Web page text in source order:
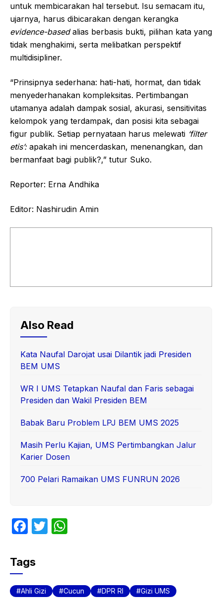
untuk membicarakan hal tersebut. Isu semacam itu,
ujarnya, harus dibicarakan dengan kerangka
evidence-basedalias berbasis bukti, pilihan kata yang
tidak menghakimi, serta melibatkan perspektif
multidisipliner.
“Prinsipnya sederhana: hati-hati, hormat, dan tidak
menyederhanakan kompleksitas. Pertimbangan
utamanya adalah dampak sosial, akurasi, sensitivitas
kelompok yang terdampak, dan posisi kita sebagai
figur publik. Setiap pernyataan harus melewati ‘filter
etis’:apakah ini mencerdaskan, menenangkan, dan
bermanfaat bagi publik?,” tutur Suko.
Reporter: Erna Andhika
Editor: Nashirudin Amin
Also Read
Kata Naufal Darojat usai Dilantik jadi Presiden
BEM UMS
WR I UMS Tetapkan Naufal dan Faris sebagai
Presiden dan Wakil Presiden BEM
Babak Baru Problem LPJ BEM UMS 2025
Masih Perlu Kajian, UMS Pertimbangkan Jalur
Karier Dosen
700 Pelari Ramaikan UMS FUNRUN 2026
F
c
e
b
T
A
Tags
Ahli Gizi Cucun DPR RI Gizi UMS